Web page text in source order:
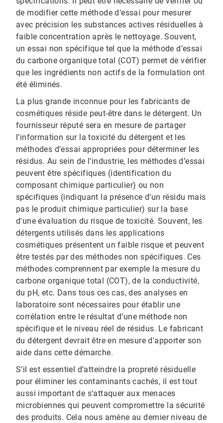
de modifier cette méthode d’essai pour mesurer
avec précision les substances actives résiduelles à
faible concentration après le nettoyage. Souvent,
un essai non spécifique tel que la méthode d’essai
du carbone organique total (COT) permet de vérifier
que les ingrédients non actifs de la formulation ont
été éliminés.
La plus grande inconnue pour les fabricants de
cosmétiques réside peut-être dans le détergent. Un
fournisseur réputé sera en mesure de partager
l’information sur la toxicité du détergent et les
méthodes d’essai appropriées pour déterminer les
résidus. Au sein de l’industrie, les méthodes d’essai
peuvent être spécifiques (identification du
composant chimique particulier) ou non
spécifiques (indiquant la présence d’un résidu mais
pas le produit chimique particulier) sur la base
d'une évaluation du risque de toxicité. Souvent, les
détergents utilisés dans les applications
cosmétiques présentent un faible risque et peuvent
être testés par des méthodes non spécifiques. Ces
méthodes comprennent par exemple la mesure du
carbone organique total (COT), de la conductivité,
du pH, etc. Dans tous ces cas, des analyses en
laboratoire sont nécessaires pour établir une
corrélation entre le résultat d’une méthode non
spécifique et le niveau réel de résidus. Le fabricant
du détergent devrait être en mesure d'apporter son
aide dans cette démarche.
S’il est essentiel d’atteindre la propreté résiduelle
pour éliminer les contaminants cachés, il est tout
aussi important de s’attaquer aux menaces
microbiennes qui peuvent compromettre la sécurité
des produits. Cela nous amène au dernier niveau de